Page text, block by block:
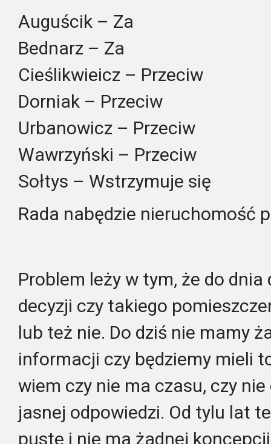
Auguścik – Za
Bednarz – Za
Cieślikwieicz – Przeciw
Dorniak – Przeciw
Urbanowicz – Przeciw
Wawrzyński – Przeciw
Sołtys – Wstrzymuje się
Rada nabędzie nieruchomość
Problem leży w tym, że do
decyzji czy takiego
lub też nie. Do dziś nie mamy
informacji czy będziemy mieli
wiem czy nie ma czasu, czy
jasnej odpowiedzi. Od tylu lat
puste i nie ma żadnej